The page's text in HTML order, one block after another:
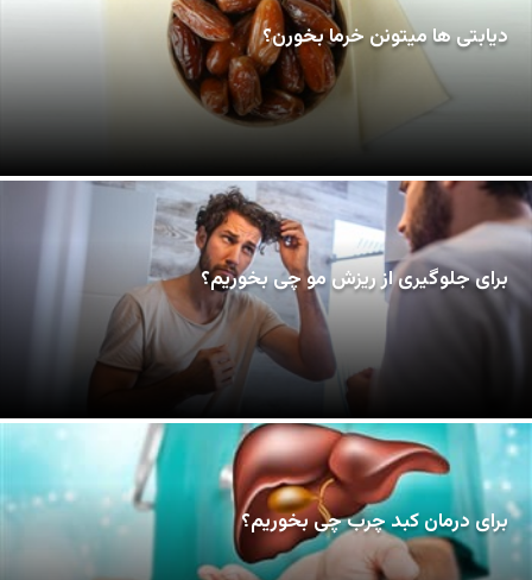
دیابتی ها میتونن خرما بخورن؟
برای جلوگیری از ریزش مو چی بخوریم؟
برای درمان کبد چرب چی بخوریم؟